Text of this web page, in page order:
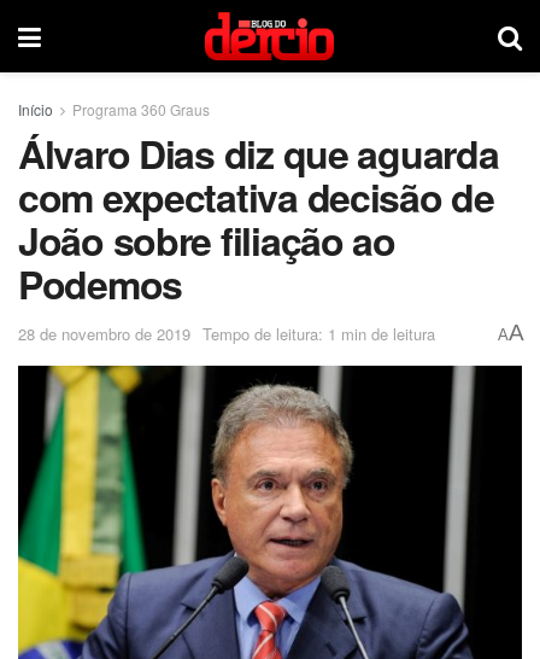
Início Programa 360 Graus
Álvaro Dias diz que aguarda
com expectativa decisão de
João sobre filiação ao
Podemos
28 de novembro de 2019 Tempo de leitura: 1 min de leitura AA